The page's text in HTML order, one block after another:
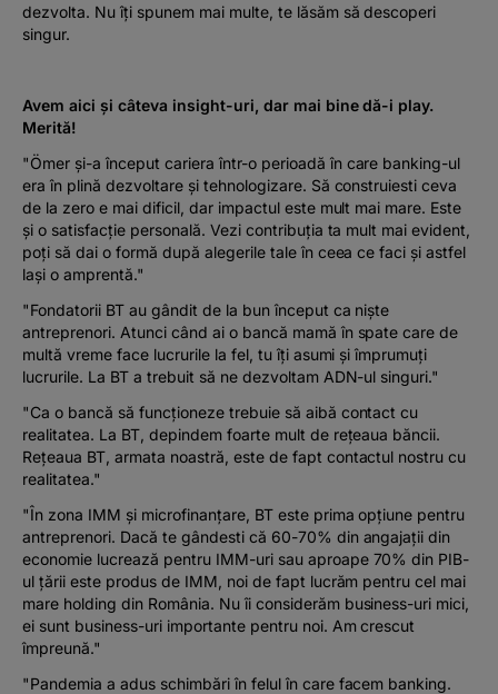
dezvolta. Nu îți spunem mai multe, te lăsăm să descoperi
singur.
Avem aici și câteva insight-uri, dar mai bine dă-i play.
Merită!
"Ömer și-a început cariera într-o perioadă în care banking-ul
era în plină dezvoltare și tehnologizare. Să construiesti ceva
de la zero e mai dificil, dar impactul este mult mai mare. Este
și o satisfacție personală. Vezi contribuția ta mult mai evident,
poți să dai o formă după alegerile tale în ceea ce faci și astfel
lași o amprentă."
"Fondatorii BT au gândit de la bun început ca niște
antreprenori. Atunci când ai o bancă mamă în spate care de
multă vreme face lucrurile la fel, tu îți asumi și împrumuți
lucrurile. La BT a trebuit să ne dezvoltam ADN-ul singuri."
"Ca o bancă să funcționeze trebuie să aibă contact cu
realitatea. La BT, depindem foarte mult de rețeaua băncii.
Rețeaua BT, armata noastră, este de fapt contactul nostru cu
realitatea."
"În zona IMM și microfinanțare, BT este prima opțiune pentru
antreprenori. Dacă te gândesti că 60-70% din angajații din
economie lucrează pentru IMM-uri sau aproape 70% din PIB-
ul țării este produs de IMM, noi de fapt lucrăm pentru cel mai
mare holding din România. Nu îi considerăm business-uri mici,
ei sunt business-uri importante pentru noi. Am crescut
împreună."
"Pandemia a adus schimbări în felul în care facem banking.